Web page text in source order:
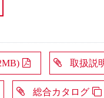
取扱説
総合カタログ